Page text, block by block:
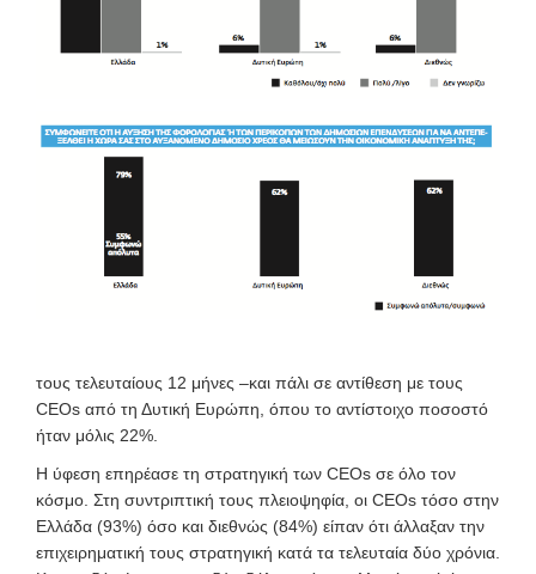
τους τελευταίους 12 μήνες –και πάλι σε αντίθεση με τους
CEOs από τη Δυτική Ευρώπη, όπου το αντίστοιχο ποσοστό
ήταν μόλις 22%.
Η ύφεση επηρέασε τη στρατηγική των CEOs σε όλο τον
κόσμο. Στη συντριπτική τους πλειοψηφία, οι CEOs τόσο στην
Ελλάδα (93%) όσο και διεθνώς (84%) είπαν ότι άλλαξαν την
επιχειρηματική τους στρατηγική κατά τα τελευταία δύο χρόνια.